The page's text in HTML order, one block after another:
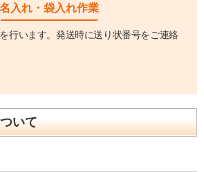
名入れ・袋入れ作業
行います。発送時に送り状番号をご連絡
いて